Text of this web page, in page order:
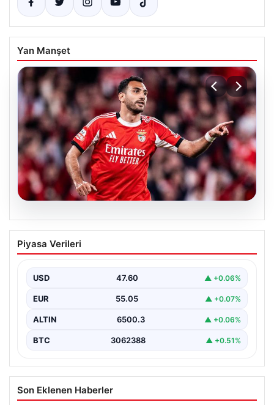
Yan Manşet
05.08.2026
Fenerbahçe hücuma güç katmak
istiyor: Vangelis Pavlidis gündemde
sorununun çözümü için farklı alternatifleri masaya
yatırıyor. Sarı-lacivertli…
Piyasa Verileri
USD 47.60 ▲ +0.06%
EUR 55.05 ▲ +0.07%
ALTIN 6500.3 ▲ +0.06%
BTC 3062388 ▲ +0.51%
Son Eklenen Haberler